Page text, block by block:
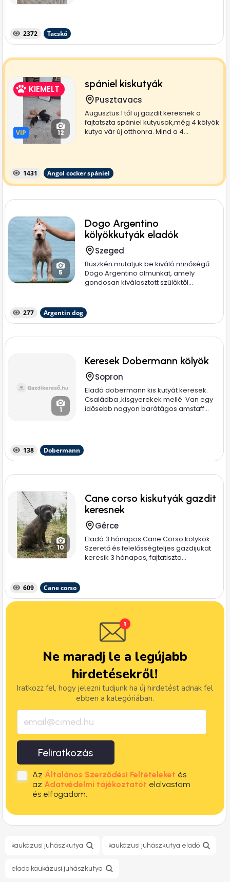
2372 Tacskó
KIEMELT
VIP
VIP 12
spániel kiskutyák
Pusztavacs
Augusztus 1 től uj gazdit keresnek a
fajtatszta spániel kutyusok,még 4 kölyök
kutya vár új otthonra. Mind a 4...
1431 Angol cocker spániel
5
Dogo Argentino
kölyökkutyák eladók
Szeged
Büszkén mutatjuk be kiváló minőségű
Dogo Argentino almunkat, amely
gondosan kiválasztott szülőktől...
277 Argentin dog
1
Keresek Dobermann kölyök
Sopron
Eladó dobermann kis kutyát keresek.
Családba ,kisgyerekek mellé. Van egy
idősebb nagyon barátágos amstaff...
138 Dobermann
10
Cane corso kiskutyák gazdit
keresnek
Gérce
Eladó 3 hónapos Cane Corso kölykök
Szerető és felelősségteljes gazdijukat
keresik 3 hónapos, fajtatiszta...
609 Cane corso
Ne maradj le a legújabb
hirdetésekről!
Iratkozz fel, hogy jelezni tudjunk ha új hirdetést adnak fel
ebben a kategóriában.
Feliratkozás
Az Általános Szerződési Feltételeket és
az Adatvédelmi tájékoztatót elolvastam
és elfogadom.
kaukázusi juhászkutya kaukázusi juhászkutya eladó
elado kaukázusi juhászkutya